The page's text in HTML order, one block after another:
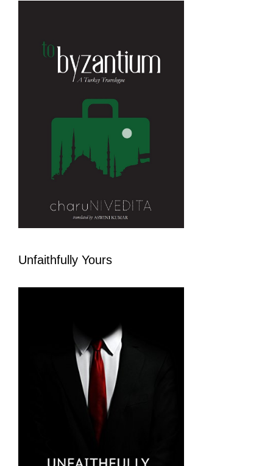
Unfaithfully Yours